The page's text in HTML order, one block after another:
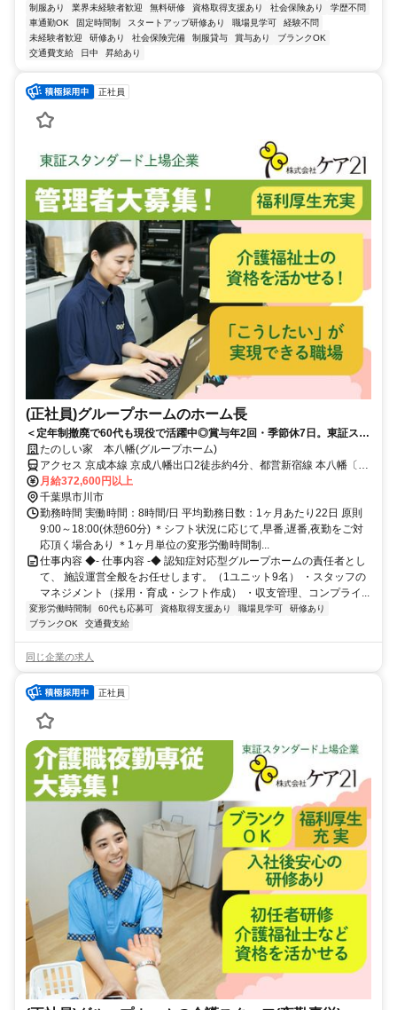
制服あり 業界未経験者歓迎 無料研修 資格取得支援あり 社会保険あり
学歴不問
車通勤OK
固定時間制 スタートアップ研修あり 職場見学可
経験不問
未経験者歓迎
研修あり 社会保険完備 制服貸与 賞与あり
ブランクOK
交通費支給
日中 昇給あり
正社員
(正社員)グループホームのホーム長
＜定年制撤廃で60代も現役で活躍中◎賞与年2回・季節休7日。東証スタ
ンダード上場◎＞経験を評価！施設ごとに色を出せる、裁量あるグルー
プホーム
たのしい家 本八幡(グループホーム)
アクセス 京成本線 京成八幡出口2徒歩約4分、都営新宿線 本八幡〔新
宿線〕A6口徒歩約5分、京成本線 菅野南口徒歩約7分 各線「本八幡」
駅から徒歩約9分
月給372,600円以上
千葉県市川市
勤務時間 実働時間：8時間/日 平均勤務日数：1ヶ月あたり22日 原則
9:00～18:00(休憩60分) ＊シフト状況に応じて,早番,遅番,夜勤をご対
応頂く場合あり ＊1ヶ月単位の変形労働時間制...
仕事内容 ◆- 仕事内容 -◆ 認知症対応型グループホームの責任者とし
て、 施設運営全般をお任せします。（1ユニット9名） ・スタッフの
マネジメント（採用・育成・シフト作成） ・収支管理、コンプライ...
変形労働時間制 60代も応募可 資格取得支援あり 職場見学可
研修あり
ブランクOK
交通費支給
同じ企業の求人
正社員